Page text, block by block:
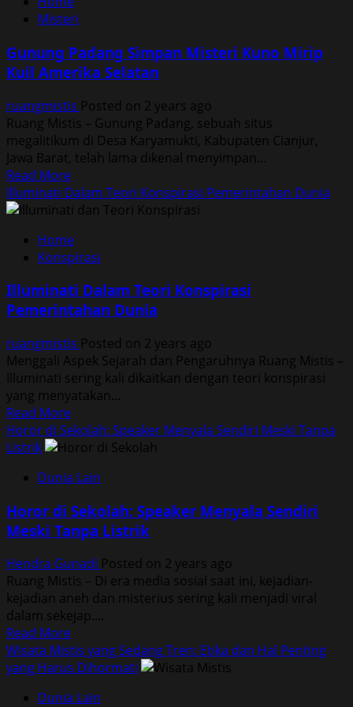
Fenomena
Cahaya
di
Gunung
Naga,
Misteri
Alam
Gurun
Sinai
Misteri
Gunung Padang Simpan Misteri Kuno Mirip
Kuil Amerika Selatan
ruangmistis Posted on 2 years ago
Ruang Mistis – Gunung Padang, sebuah situs
megalitikum di Desa Karyamukti, Kabupaten Cianjur,
Jawa Barat, telah lama dikenal menyimpan...
Read MoreRead
more
about
Padang
Simpan
Kuno
Mirip
Amerika
Selatan
Illuminati Dalam Teori Konspirasi Pemerintahan Dunia
Home
Konspirasi
Illuminati Dalam Teori Konspirasi
Pemerintahan Dunia
ruangmistis Posted on 2 years ago
Menggali Aspek Sejarah dan Pengaruhnya Ruang Mistis –
Illuminati sering kali dikaitkan dengan teori konspirasi
yang menyatakan...
Read MoreRead
more
about
Dalam
Konspirasi
Pemerintahan
Horor di Sekolah: Speaker Menyala Sendiri Meski Tanpa
Listrik
Dunia Lain
Horor di Sekolah: Speaker Menyala Sendiri
Meski Tanpa Listrik
Hendra Gunadi Posted on 2 years ago
Ruang Mistis – Di era media sosial saat ini, kejadian-
kejadian aneh dan misterius sering kali menjadi viral
dalam sekejap....
Read MoreRead
more
about
di
Wisata Mistis yang Sedang Tren: Etika dan Hal Penting
yang Harus Dihormati
Dunia Lain